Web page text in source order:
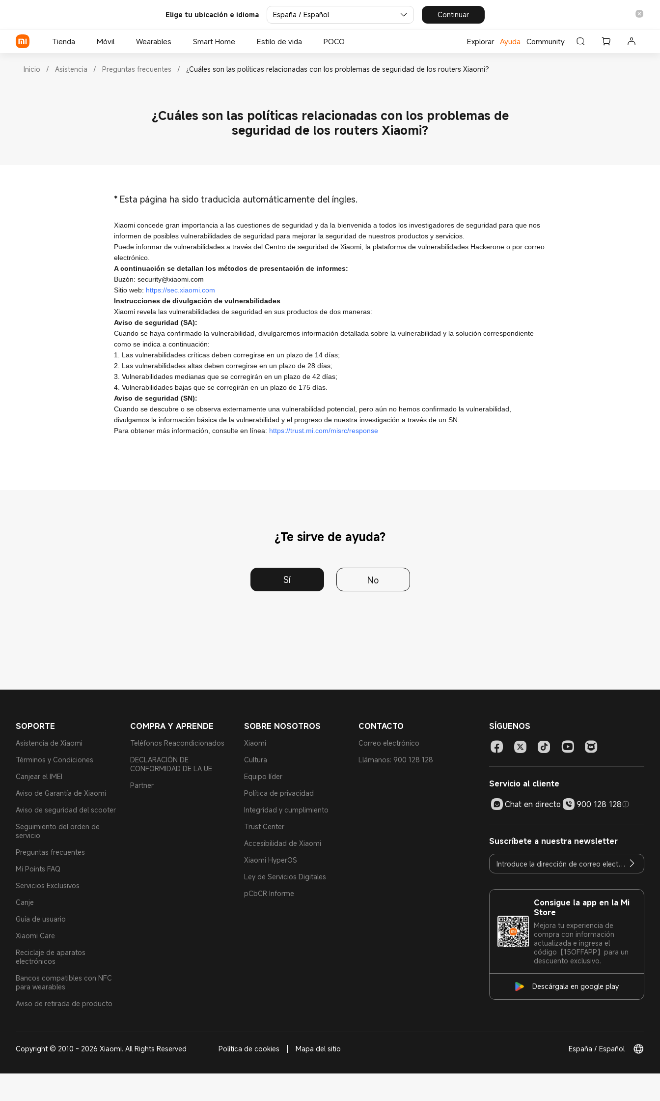
Elige tu ubicación e idioma España / Español Continuar
Tienda Móvil Wearables Smart Home Estilo de vida POCO Explorar Ayuda Community
Inicio / Asistencia / Preguntas frecuentes / ¿Cuáles son las políticas relacionadas con los problemas de seguridad de los routers Xiaomi?
¿Cuáles son las políticas relacionadas con los problemas de
seguridad de los routers Xiaomi?
* Esta página ha sido traducida automáticamente del íngles.
Xiaomi concede gran importancia a las cuestiones de seguridad y da la bienvenida a todos los investigadores de seguridad para que nos
informen de posibles vulnerabilidades de seguridad para mejorar la seguridad de nuestros productos y servicios.
Puede informar de vulnerabilidades a través del Centro de seguridad de Xiaomi, la plataforma de vulnerabilidades Hackerone o por correo
electrónico.
A continuación se detallan los métodos de presentación de informes:
Buzón: security@xiaomi.com
Sitio web: https://sec.xiaomi.com
Instrucciones de divulgación de vulnerabilidades
Xiaomi revela las vulnerabilidades de seguridad en sus productos de dos maneras:
Aviso de seguridad (SA):
Cuando se haya confirmado la vulnerabilidad, divulgaremos información detallada sobre la vulnerabilidad y la solución correspondiente
como se indica a continuación:
1. Las vulnerabilidades críticas deben corregirse en un plazo de 14 días;
2. Las vulnerabilidades altas deben corregirse en un plazo de 28 días;
3. Vulnerabilidades medianas que se corregirán en un plazo de 42 días;
4. Vulnerabilidades bajas que se corregirán en un plazo de 175 días.
Aviso de seguridad (SN):
Cuando se descubre o se observa externamente una vulnerabilidad potencial, pero aún no hemos confirmado la vulnerabilidad,
divulgamos la información básica de la vulnerabilidad y el progreso de nuestra investigación a través de un SN.
Para obtener más información, consulte en línea: https://trust.mi.com/misrc/response
¿Te sirve de ayuda?
Sí No
SOPORTE
Asistencia de Xiaomi
Términos y Condiciones
Canjear el IMEI
Aviso de Garantía de Xiaomi
Aviso de seguridad del scooter
Seguimiento del orden de
servicio
Preguntas frecuentes
Mi Points FAQ
Servicios Exclusivos
Canje
Guía de usuario
Xiaomi Care
Reciclaje de aparatos
electrónicos
Bancos compatibles con NFC
para wearables
Aviso de retirada de producto
COMPRA Y APRENDE
Teléfonos Reacondicionados
DECLARACIÓN DE
CONFORMIDAD DE LA UE
Partner
SOBRE NOSOTROS
Xiaomi
Cultura
Equipo líder
Política de privacidad
Integridad y cumplimiento
Trust Center
Accesibilidad de Xiaomi
Xiaomi HyperOS
Ley de Servicios Digitales
pCbCR Informe
CONTACTO
Correo electrónico
Llámanos: 900 128 128
SÍGUENOS
Servicio al cliente
Chat en directo
900 128 128
Suscríbete a nuestra newsletter
Consigue la app en la Mi
Store
Mejora tu experiencia de
compra con información
actualizada e ingresa el
código【15OFFAPP】para un
descuento exclusivo.
Descárgala en google play
Copyright © 2010 - 2026 Xiaomi. All Rights Reserved Política de cookies Mapa del sitio España / Español